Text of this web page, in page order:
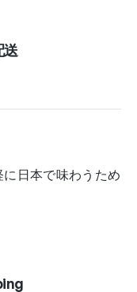
送
日本で味わうため